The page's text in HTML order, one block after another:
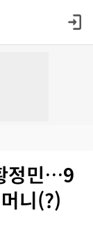
정민…9
니(?)